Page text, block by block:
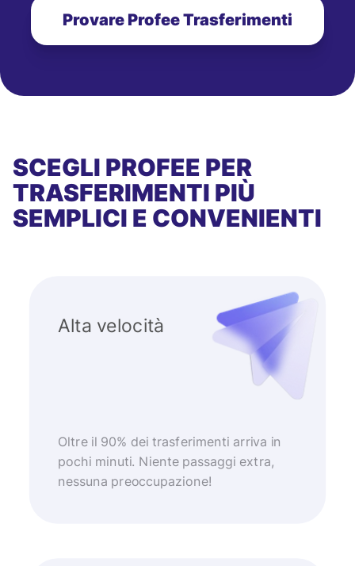
Provare Profee Trasferimenti
SCEGLI PROFEE PER
TRASFERIMENTI PIÙ
SEMPLICI E CONVENIENTI
Alta velocità
Oltre il 90% dei trasferimenti arriva in
pochi minuti. Niente passaggi extra,
nessuna preoccupazione!